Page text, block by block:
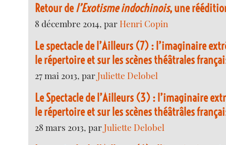
Retour del’Exotisme indochinois, une
8 décembre 2014, parHenri Copin
Le spectacle de l’Ailleurs (7) : l’imaginaire
le répertoire et sur les scènes théâtrales
27 mai 2013, parJuliette Delobel
Le Spectacle de l’Ailleurs (3) : l’imaginaire
le répertoire et sur les scènes théâtrâles
28 mars 2013, parJuliette Delobel